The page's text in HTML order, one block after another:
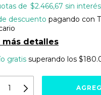
$2.466,67 sin interés
descuento pagando con
más detalles
gratis superando los